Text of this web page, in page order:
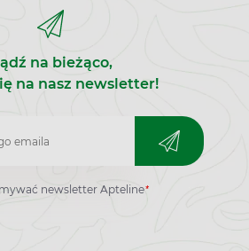
na bieżąco,
na nasz newsletter!
newsletter Apteline*